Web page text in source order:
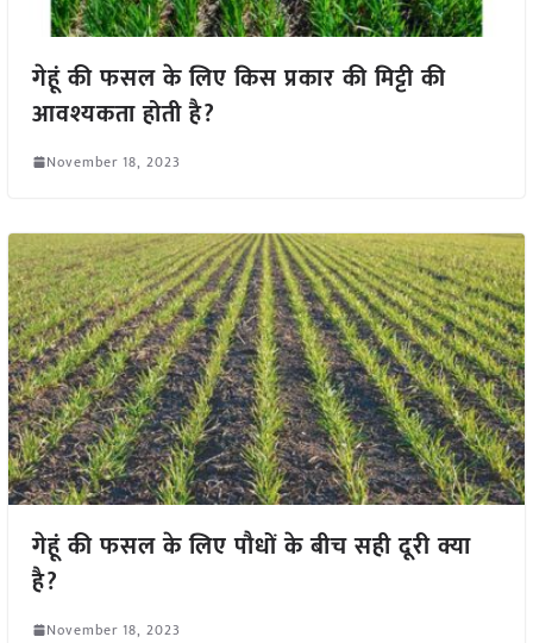
गेहूं की फसल के लिए किस प्रकार की मिट्टी की
आवश्यकता होती है?
November 18, 2023
गेहूं की फसल के लिए पौधों के बीच सही दूरी क्या
है?
November 18, 2023